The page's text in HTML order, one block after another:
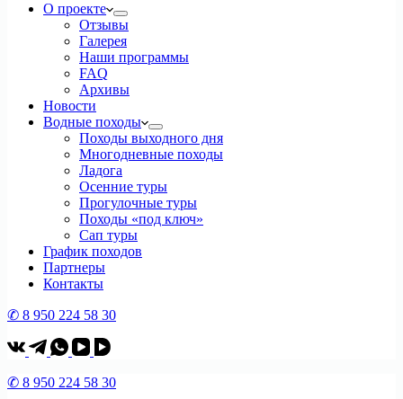
О проекте
Отзывы
Галерея
Наши программы
FAQ
Архивы
Новости
Водные походы
Походы выходного дня
Многодневные походы
Ладога
Осенние туры
Прогулочные туры
Походы «под ключ»
Сап туры
График походов
Партнеры
Контакты
✆ 8 950 224 58 30
✆ 8 950 224 58 30